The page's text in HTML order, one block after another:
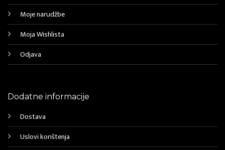
Moje narudžbe
Moja Wishlista
Odjava
Dodatne informacije
Dostava
Uslovi korištenja